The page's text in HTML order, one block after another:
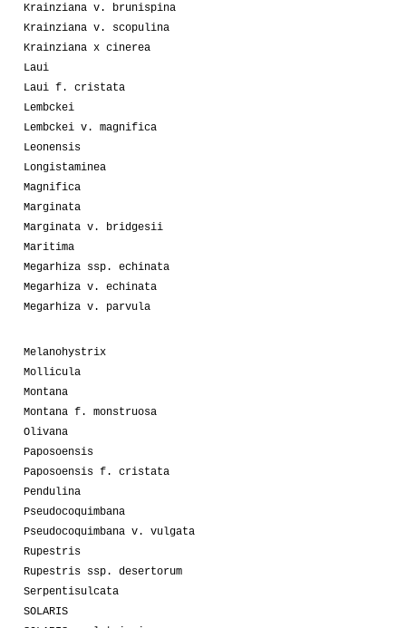
Krainziana v. brunispina
Krainziana v. scopulina
Krainziana x cinerea
Laui
Laui f. cristata
Lembckei
Lembckei v. magnifica
Leonensis
Longistaminea
Magnifica
Marginata
Marginata v. bridgesii
Maritima
Megarhiza ssp. echinata
Megarhiza v. echinata
Megarhiza v. parvula
Melanohystrix
Mollicula
Montana
Montana f. monstruosa
Olivana
Paposoensis
Paposoensis f. cristata
Pendulina
Pseudocoquimbana
Pseudocoquimbana v. vulgata
Rupestris
Rupestris ssp. desertorum
Serpentisulcata
SOLARIS